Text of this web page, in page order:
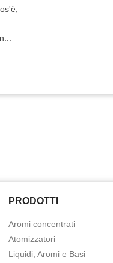
PRODOTTI
Aromi concentrati
Atomizzatori
Liquidi, Aromi e Basi